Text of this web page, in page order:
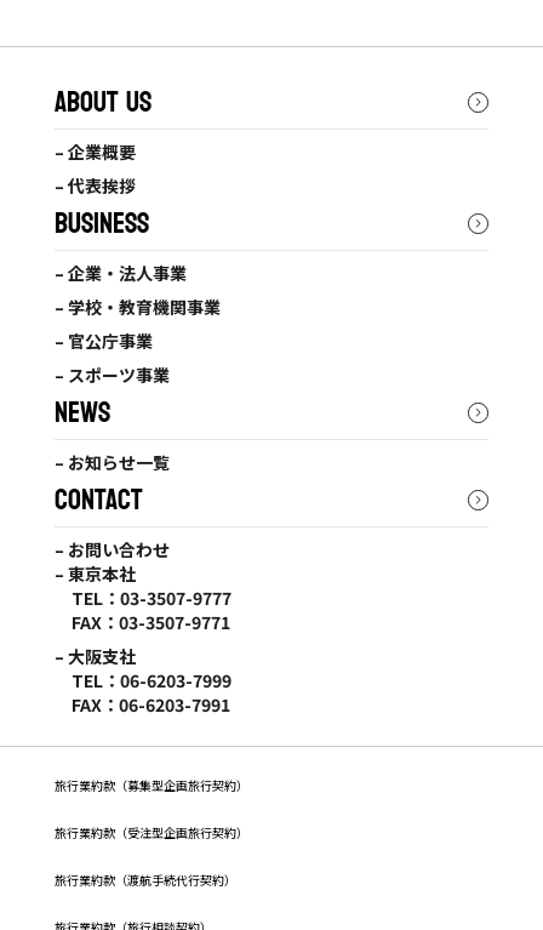
ABOUT US
– 企業概要
– 代表挨拶
BUSINESS
– 企業・法人事業
– 学校・教育機関事業
– 官公庁事業
– スポーツ事業
NEWS
– お知らせ一覧
CONTACT
– お問い合わせ
– 東京本社
TEL：03-3507-9777
FAX：03-3507-9771
– 大阪支社
TEL：06-6203-7999
FAX：06-6203-7991
旅行業約款（募集型企画旅行契約）
旅⾏業約款（受注型企画旅⾏契約）
旅行業約款（渡航手続代行契約）